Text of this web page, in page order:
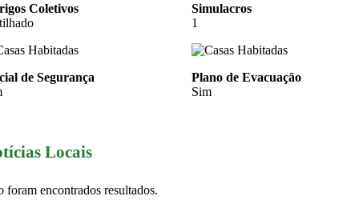
Coletivos
Simulacros
1
de Segurança
Plano de Evacuação
Sim
Locais
foram encontrados resultados.